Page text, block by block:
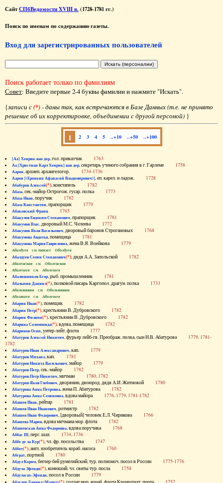
СайтСПбВедомости XVIII в. (1728-1781 гг.)
Поиск по именам по содержанию газеты.
Вход для зарегистрированных пользователей
Поиск работает только по фамилиям
Совет: Введите первые 2-4 буквы фамилии и нажмите "Искать".
{записи с(*)- даны так, как встречаются в Базе Данных (т.е. не принято
решение об их корректировке, объединении с другой персоной) }
1 2 3 4 5 ..+10 ..+50 ..+100
[Аа] Хенрик ван дер, гол. приказчик 1763
Аа [Христиан Карл Хенрик] ван дер, секретарь ученого собрания в г. Гарлеме 1758
Аарон, архиеп. архангелогор. 1734-1736
Аарон [(Еропкин Афанасий Владимирович)], еп. карел. и ладож. 1728
Абабуров Алексей(*), констапель 1782
Абаза, сек.-майор Острогож. гусар. полка 1773
Абаза Иван, поручик 1782
Абаза Константин, прапорщик 1779
Абаковский Франц 1765
Абакулов Евдоким Степанович, прапорщик 1781
Абакумов Влас, дворовый М.С. Челеева 1772
Абакумов Яков Васильевич, дворовый баронов Строгановых 1768
Абакумова Авдотья, помещица 1781
Абакумова Мария Гавриловна, жена В.Я. Воейкова 1779
Абалдуев см. также Оболдуев
Абалдуев Семен Степанович(*), дядя А.А. Запольской 1782
Абаленская см. Оболенская
Абалешев см. Аболешев
Абалишников Егор, рыб. промышленник 1781
Абалыхин Даниил(*), полковой писарь Каргопол. драгун. полка 1733
Абальянинов см. Обольянинов
Абаляшев см. Аболешев
Абарин Иван(*), помещик 1782
Абарин Петр(*), крестьянин В. Дубровского 1782
Абарин Филипп(*), крестьянин В. Дубровского 1782
Абарина Соломонида(*), вдова, помещица 1782
Абаринов Осип, унтер-лейт. флота 1777
Абатуров Алексей Никитич, фурьер лейб-гв. Преображ. полка, сын Н.В. Абатурова 1779, 1781-
1782
Абатуров Иван Александрович, кап. 1779
Абатуров Михаил, кап. 1781
Абатуров Никита Васильевич, майор 1779
Абатуров Петр, сек.-майор 1782
Абатуров Петр Никитич, мичман 1780, 1782
Абатуров Яков Глебович, дворянин, двоюрод. дядя А.И. Житновой 1780
Абатурова Анна Петровна, жена П. Абатурова 1782
Абатурова Анна Семеновна, вдова майора 1776, 1779, 1781-1782
Абашев Иван, рейтар 1781
Абашев Иван Иванович, ротмистр 1782
Абашев Иван Федорович, [дворовый] человек Е.Л. Чирикова 1766
Абашева Мария, вдова мичмана мор. флота 1782
Абашевская Анна Федоровна, вдова поручика 1768
Аббас III, перс. шах 1734, 1736
Аббе де ла Кур(*), чл. фр. посольства 1747
Аббот(*), англ. изобретатель кораб. насоса 1760
Абграт, портной 1780
Абдул Керим, беглер-бей румелийский, тур. полномоч. посол в России 1775-1776
Абдула Эфенди(*), конюший, чл. свиты тур. посла 1758
Абдуласах-Эфенди, посол в России 1779